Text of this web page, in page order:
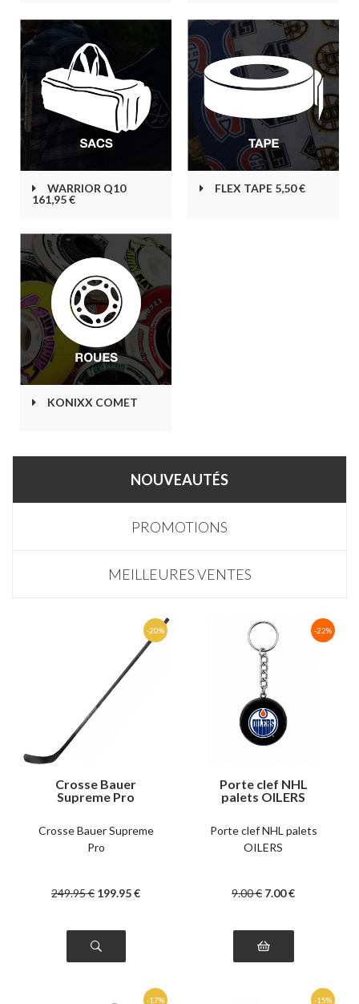
WARRIOR Q10
161,95 €
FLEX TAPE 5,50 €
KONIXX COMET
NOUVEAUTÉS
PROMOTIONS
MEILLEURES VENTES
Crosse Bauer
Supreme Pro
Crosse Bauer Supreme
Pro
249.95€ 199.95€
Porte clef NHL
palets OILERS
Porte clef NHL palets
OILERS
9.00€ 7.00€